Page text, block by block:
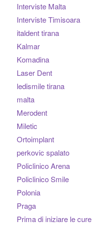
Interviste Malta
Interviste Timisoara
italdent tirana
Kalmar
Komadina
Laser Dent
ledismile tirana
malta
Merodent
Miletic
Ortoimplant
perkovic spalato
Policlinico Arena
Policlinico Smile
Polonia
Praga
Prima di iniziare le cure